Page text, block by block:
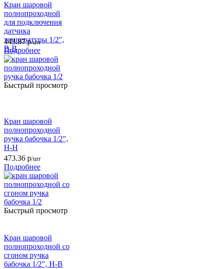
Кран шаровой
полнопроходной
для подключения
датчика
температуры 1/2",
В-В
443.87р/шт
Подробнее
Быстрый просмотр
Кран шаровой
полнопроходной
ручка бабочка 1/2",
Н-Н
473.36 р/шт
Подробнее
Быстрый просмотр
Кран шаровой
полнопроходной со
сгоном ручка
бабочка 1/2", Н-В